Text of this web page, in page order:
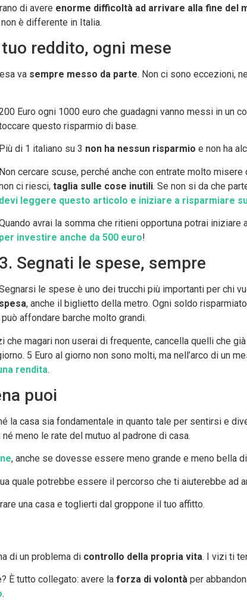
di avere enorme difficoltà ad arrivare alla fine del
è differente in Italia.
reddito, ogni mese
va sempre messo da parte. Non ci sono eccezioni,
Euro ogni 1000 euro che guadagni vanno messi in un
questo risparmio di base.
Più di 1 italiano su 3 non ha nessun risparmio e non ha
Non cercare scuse, perché anche con entrate molto
ci riesci, taglia sulle cose inutili. Se non si da che
devi leggere questo articolo e iniziare a risparmiare
avrai la somma che ritieni opportuna potrai iniziare
per investire anche da 500 euro!
3. Segnati le spese, sempre
le spese è uno dei trucchi più importanti per chi
spesa, anche il biglietto della metro. Ogni soldo
affondare barche molto grandi.
che magari non userai di frequente, cancella quelli che
5 Euro al giorno non sono molti, ma nell’arco di un
rendita.
puoi
la casa sia fondamentale in quanto tale per sentirsi e
meno le rate del mutuo al padrone di casa.
, anche se dovesse essere meno grande e meno bella
quale potrebbe essere il percorso che ti aiuterebbe ad
una casa e toglierti dal groppone il tuo affitto.
di un problema di controllo della propria vita. I vizi ti
È tutto collegato: avere la forza di volontà per
.